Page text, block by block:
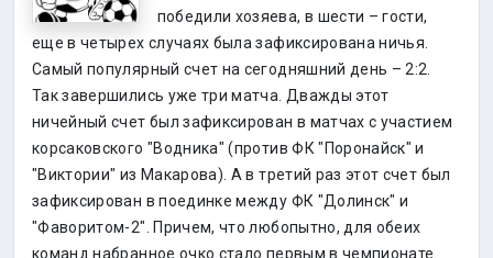
победили хозяева, в шести – гости,
еще в четырех случаях была зафиксирована ничья.
Самый популярный счет на сегодняшний день – 2:2.
Так завершились уже три матча. Дважды этот
ничейный счет был зафиксирован в матчах с участием
корсаковского "Водника" (против ФК "Поронайск" и
"Виктории" из Макарова). А в третий раз этот счет был
зафиксирован в поединке между ФК "Долинск" и
"Фаворитом-2". Причем, что любопытно, для обеих
команд набранное очко стало первым в чемпионате.